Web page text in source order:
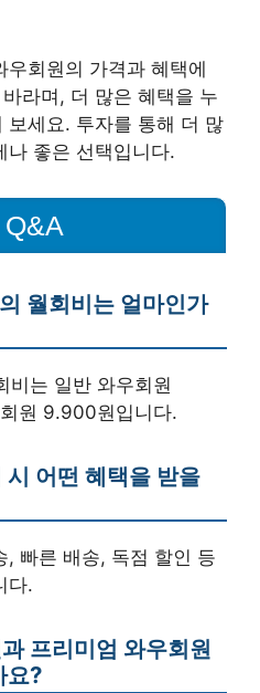
회원의 가격과 혜택에
라며, 더 많은 혜택을 누
보세요. 투자를 통해 더 많
나 좋은 선택입니다.
월회비는 얼마인가
비는 일반 와우회원
원 9.900원입니다.
어떤 혜택을 받을
빠른 배송, 독점 할인 등
다.
프리미엄 와우회원
요?